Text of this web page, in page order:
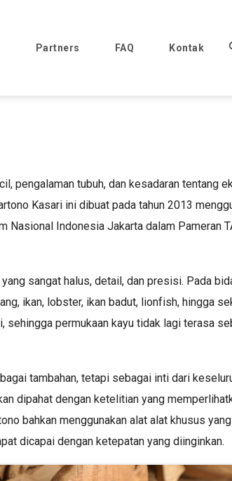
Partners FAQ Kontak
pengalaman tubuh, dan kesadaran tentang
Kasari ini dibuat pada tahun 2013
Nasional Indonesia Jakarta dalam Pameran
sangat halus, detail, dan presisi. Pada
ikan, lobster, ikan badut, lionfish, hingga
permukaan kayu tidak lagi terasa
tambahan, tetapi sebagai inti dari
dipahat dengan ketelitian yang
bahkan menggunakan alat alat khusus
dicapai dengan ketepatan yang diinginkan.